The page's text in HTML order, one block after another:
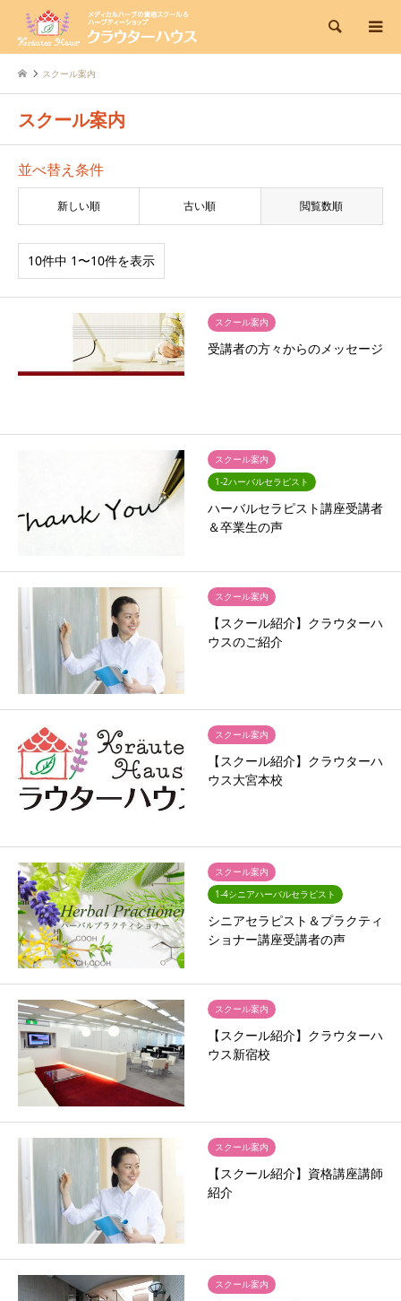
検索
スクール案内
スクール案内
並べ替え条件
新しい順 古い順 閲覧数順
10件中 1〜10件を表示
スクール案内
受講者の方々からのメッセージ
スクール案内
1-2ハーバルセラピスト
ハーバルセラピスト講座受講者
＆卒業生の声
スクール案内
【スクール紹介】クラウターハ
ウスのご紹介
スクール案内
【スクール紹介】クラウターハ
ウス大宮本校
スクール案内
1-4シニアハーバルセラピスト
シニアセラピスト＆プラクティ
ショナー講座受講者の声
スクール案内
【スクール紹介】クラウターハ
ウス新宿校
スクール案内
【スクール紹介】資格講座講師
紹介
スクール案内